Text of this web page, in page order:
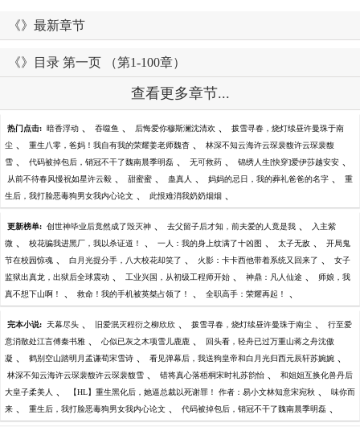
《》最新章节
《》目录 第一页 （第1-100章）
查看更多章节...
热门点击: 暗香浮动 、 吞噬鱼 、 后悔爱你穆斯澜沈清欢 、 拨雪寻春，烧灯续昼许曼珠于南
尘 、 重生八零，爸妈！我自有我的荣耀姜老师魏杳 、 林深不知云海许云琛裴馥许云琛裴馥
雪 、 代码被掉包后，销冠不干了魏南晨季明磊 、 无可救药 、 锦绣人生[快穿]爱伊莎越安安 、
从前不待春风慢祝如星许云毅 、 甜蜜蜜 、 蛊真人 、 妈妈的忌日，我的葬礼爸爸的名字 、 重
生后，我打脸恶毒狗男女我内心论文 、 此恨难消我奶奶烟烟 、
更新榜单: 创世神毕业后竟然成了毁灭神 、 去父留子后才知，前夫爱的人竟是我 、 入主紫
微 、 校花骗我进黑厂，我以杀证道！ 、 一人：我的身上纹满了十凶图 、 太子无敌 、 开局鬼
节在校园惊魂 、 白月光提分手，八大校花却笑了 、 火影：卡卡西他带着系统又回来了 、 女子
监狱出真龙，出狱后全球震动 、 工业兴国，从初级工程师开始 、 神鼎：凡人仙途 、 师娘，我
真不想下山啊！ 、 救命！我的手机被英桀占领了！ 、 全职高手：荣耀再起！ 、
完本小说: 天幕尽头 、 旧爱泯灭程衍之柳欣欣 、 拨雪寻春，烧灯续昼许曼珠于南尘 、 行至爱
意消散处江言傅秦书雅 、 心似已灰之木项雪儿鹿鹿 、 回头看，轻舟已过万重山蒋之舟沈傲
凝 、 鹤别空山踏明月孟谦荀宋雪诗 、 看见弹幕后，我送狗皇帝和白月光归西元辰轩苏婉婉 、
林深不知云海许云琛裴馥许云琛裴馥雪 、 错将真心落梧桐宋时礼苏韵怡 、 和姐姐互换化兽丹后
大皇子柔美人 、 【HL】重生黑化后，她逼总裁以死谢罪！ 作者：易小文林知意宋宛秋 、 味你而
来 、 重生后，我打脸恶毒狗男女我内心论文 、 代码被掉包后，销冠不干了魏南晨季明磊 、